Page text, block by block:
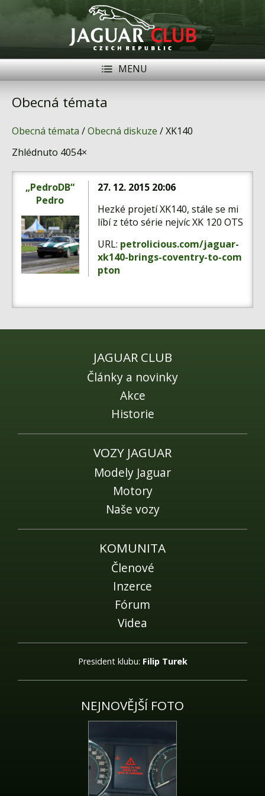
MENU
Členové
Naše vozy
Akce
Inzerce
Fórum
Obecná témata
Obecná témata /Obecná diskuze / XK140
Zhlédnuto 4054×
„PedroDB“
Pedro
27. 12. 2015 20:06
Hezké projetí XK140, stále se mi
líbí z této série nejvíc XK 120 OTS
URL: petrolicious.com/jaguar-
xk140-brings-coventry-to-com
pton
JAGUAR CLUB
Články a novinky
Akce
Historie
VOZY JAGUAR
Modely Jaguar
Motory
Naše vozy
KOMUNITA
Členové
Inzerce
Fórum
Videa
President klubu: Filip Turek
NEJNOVĚJŠÍ FOTO